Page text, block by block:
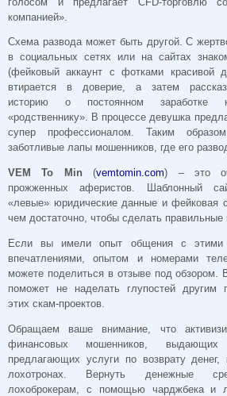
компанией».
Схема развода может быть другой. С
в социальных сетях или на сайтах
(фейковый аккаунт с фотками красивой
втирается в доверие, а затем
историю о постоянном заработке
«родственнику». В процессе девушка
супер профессионалом. Таким
заботливые лапы мошенников, где его
VEM To Min(vemtomin.com) – это
прожженных аферистов. Шаблонный
«левые» юридические данные и фейковая
чем достаточно, чтобы сделать
Если вы имели опыт общения с этими
впечатлениями, опытом и номерами
можете поделиться в отзыве под обзором.
поможет не наделать глупостей другим
этих скам-проектов.
Обращаем ваше внимание, что
финансовых мошенников,
предлагающих услуги по возврату
лохотронах. Вернуть денежные
лохоброкерам, с помощью чарджбека и